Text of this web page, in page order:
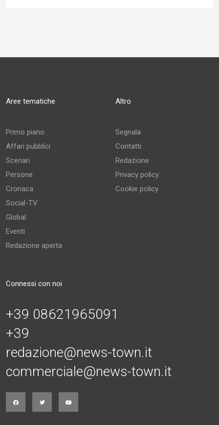
Aree tematiche
Primo piano
Affari pubblici
Scenari
Persone
Cronaca
Social-TV
Global
Eventi
Redazione aperta
Altro
Segnala
Contatti
Redazione
Privacy policy
Cookie policy
Connessi con noi
+39 08621965091
+39
redazione@news-town.it
commerciale@news-town.it